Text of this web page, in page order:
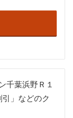
千葉浜野Ｒ１
」などのク